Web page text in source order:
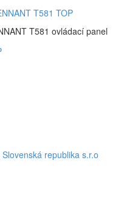
T581 ovládací panel
republika s.r.o